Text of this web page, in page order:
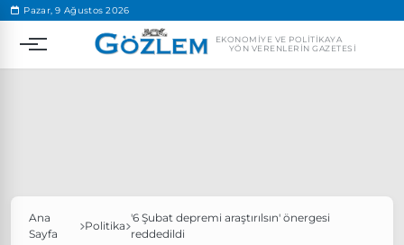
Pazar, 9 Ağustos 2026
EKONOMIYE VE POLITIKAYA
YÖN VERENLERIN GAZETESI
Popüler Aramalar
Ana
Sayfa
Politika
'6 Şubat depremi araştırılsın' önergesi
reddedildi